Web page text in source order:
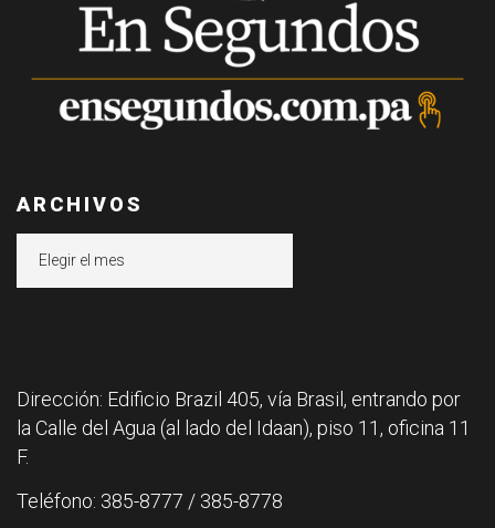
ARCHIVOS
Dirección: Edificio Brazil 405, vía Brasil, entrando por
la Calle del Agua (al lado del Idaan), piso 11, oficina 11
F.
Teléfono: 385-8777 / 385-8778